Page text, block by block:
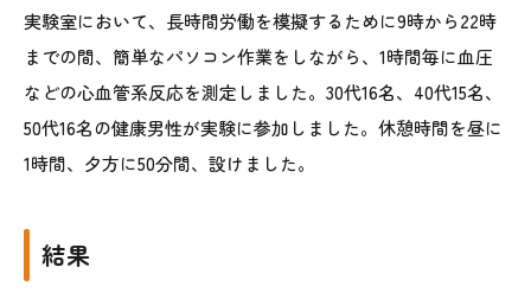
実験室において、長時間労働を模擬するために9時から22時
までの間、簡単なパソコン作業をしながら、1時間毎に血圧
などの心血管系反応を測定しました。30代16名、40代15名、
50代16名の健康男性が実験に参加しました。休憩時間を昼に
1時間、夕方に50分間、設けました。
結果